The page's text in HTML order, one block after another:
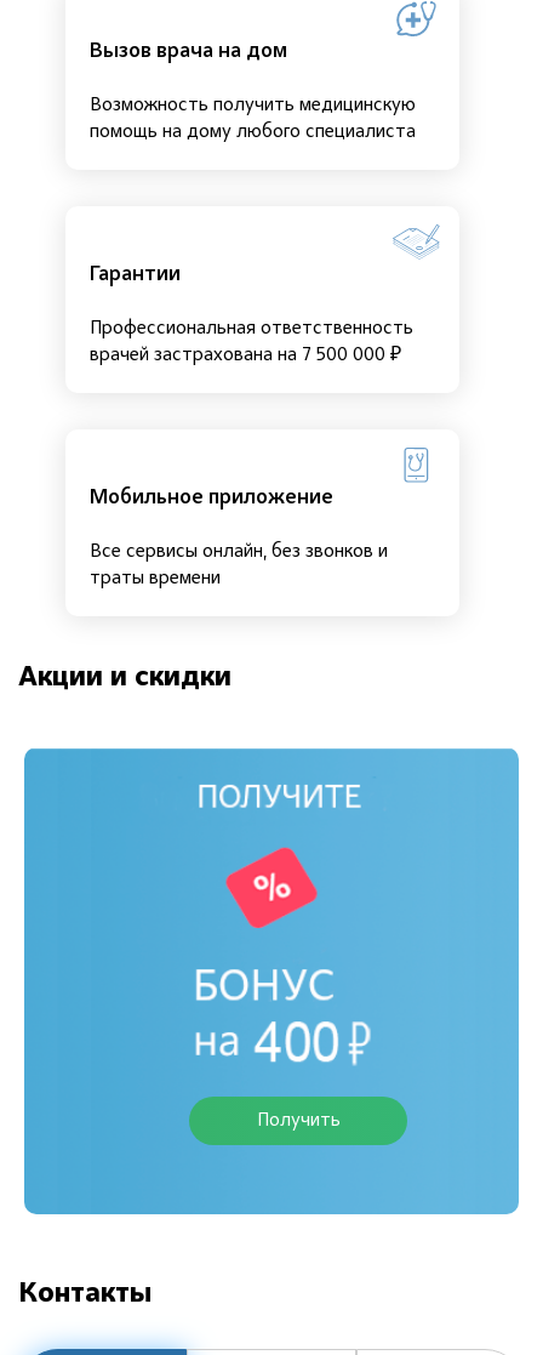
Вызов врача на дом
Возможность получить медицинскую
помощь на дому любого специалиста
Гарантии
Профессиональная ответственность
врачей застрахована на 7 500 000 ₽
Мобильное приложение
Все сервисы онлайн, без звонков и
траты времени
Акции и скидки
Получить
Контакты